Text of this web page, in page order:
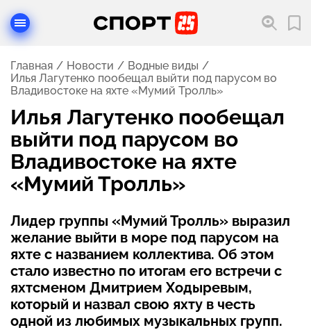
Главная Новости
Водные виды
Илья Лагутенко пообещал выйти под парусом во
Владивостоке на яхте «Мумий Тролль»
Илья Лагутенко пообещал
выйти под парусом во
Владивостоке на яхте
«Мумий Тролль»
Лидер группы «Мумий Тролль» выразил
желание выйти в море под парусом на
яхте с названием коллектива. Об этом
стало известно по итогам его встречи с
яхтсменом Дмитрием Ходыревым,
который и назвал свою яхту в честь
одной из любимых музыкальных групп.